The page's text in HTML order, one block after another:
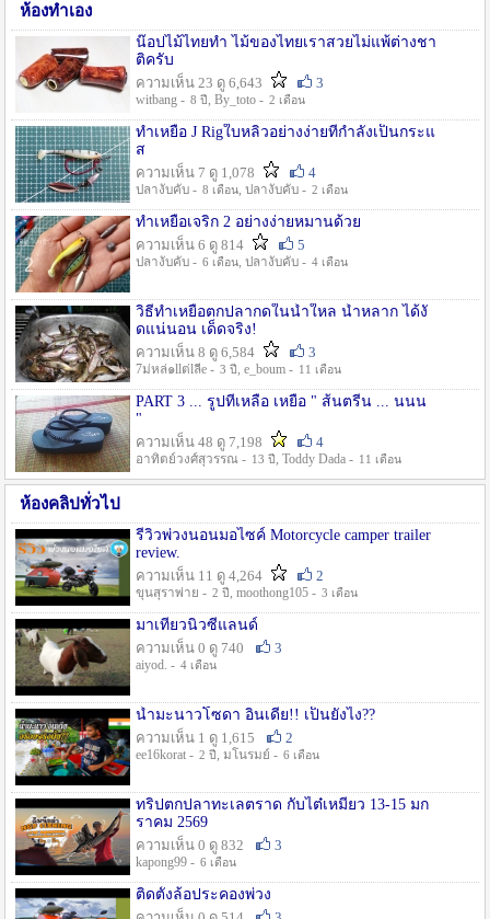
ห้องทำเอง
น๊อปไม้ไทยทำ ไม้ของไทยเราสวยไม่แพ้ต่างชา
ติครับ
ความเห็น 23 ดู 6,643
3
witbang - 8 ปี , By_toto - 2 เดือน
ทำเหยื่อ J Rigใบหลิวอย่างง่ายที่กำลังเป็นกระแ
ส
ความเห็น 7 ดู 1,078
4
ปลางับคับ - 8 เดือน, ปลางับคับ - 2 เดือน
ทำเหยื่อเจริก 2 อย่างง่ายหมานด้วย
ความเห็น 6 ดู 814
5
ปลางับคับ - 6 เดือน, ปลางับคับ - 4 เดือน
วิธีทำเหยื่อตกปลากดในน้ำใหล น้ำหลาก ได้งั
ดแน่นอน เด็ดจริง!
ความเห็น 8 ดู 6,584
3
7ม่หล่๑llต่lลีe - 3 ปี , e_boum - 11 เดือน
PART 3 ... รูปที่เหลือ เหยื่อ " ส้นตรีน ... นนน
"
ความเห็น 48 ดู 7,198
4
อาทิตย์วงศ์สุวรรณ - 13 ปี , Toddy Dada - 11 เดือน
ห้องคลิปทั่วไป
รีวิวพ่วงนอนมอไซค์ Motorcycle camper trailer
review.
ความเห็น 11 ดู 4,264
2
ขุนสุราพ่าย - 2 ปี , moothong105 - 3 เดือน
มาเที่ยวนิวซีแลนด์
ความเห็น 0 ดู 740
3
aiyod. - 4 เดือน
น้ำมะนาวโซดา อินเดีย!! เป็นยังไง??
ความเห็น 1 ดู 1,615
2
ee16korat - 2 ปี , มโนรมย์ - 6 เดือน
ทริปตกปลาทะเลตราด กับไต๋เหมี่ยว 13-15 มก
ราคม 2569
ความเห็น 0 ดู 832
3
kapong99 - 6 เดือน
ติดตั้งล้อประคองพ่วง